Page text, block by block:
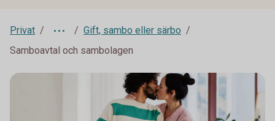
Privat
Gift, sambo eller särbo
Samboavtal och sambolagen